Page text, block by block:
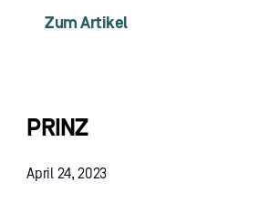
Zum Artikel
PRINZ
April 24, 2023